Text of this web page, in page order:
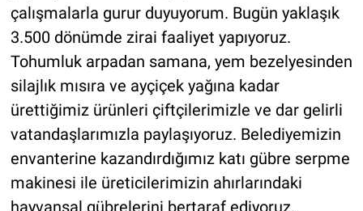
çalışmalarla gurur duyuyorum. Bugün yaklaşık
3.500 dönümde zirai faaliyet yapıyoruz.
Tohumluk arpadan samana, yem bezelyesinden
silajlık mısıra ve ayçiçek yağına kadar
ürettiğimiz ürünleri çiftçilerimizle ve dar gelirli
vatandaşlarımızla paylaşıyoruz. Belediyemizin
envanterine kazandırdığımız katı gübre serpme
makinesi ile üreticilerimizin ahırlarındaki
hayvansal gübrelerini bertaraf ediyoruz.